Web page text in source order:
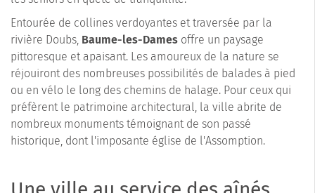
Entourée de collines verdoyantes et traversée par la
rivière Doubs, Baume-les-Dames offre un paysage
pittoresque et apaisant. Les amoureux de la nature se
réjouiront des nombreuses possibilités de balades à pied
ou en vélo le long des chemins de halage. Pour ceux qui
préfèrent le patrimoine architectural, la ville abrite de
nombreux monuments témoignant de son passé
historique, dont l'imposante église de l'Assomption.